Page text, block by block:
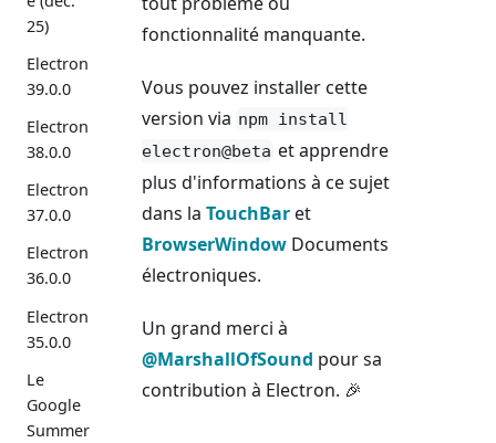
25)
Electron
39.0.0
Electron
38.0.0
Electron
37.0.0
Electron
36.0.0
Electron
35.0.0
Le
Google
Summer
fonctionnalité manquante.
Vous pouvez installer cette
version via npm install
electron@beta et apprendre
plus d'informations à ce sujet
dans la TouchBaret
BrowserWindow Documents
électroniques.
Un grand merci à
@MarshallOfSound pour sa
contribution à Electron. 🎉